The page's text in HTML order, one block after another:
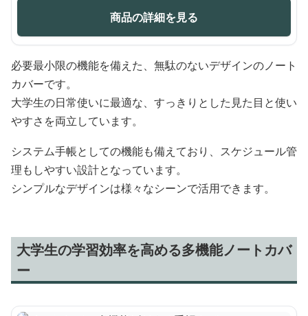
商品の詳細を見る
必要最小限の機能を備えた、無駄のないデザインのノート
カバーです。
大学生の日常使いに最適な、すっきりとした見た目と使い
やすさを両立しています。
システム手帳としての機能も備えており、スケジュール管
理もしやすい設計となっています。
シンプルなデザインは様々なシーンで活用できます。
大学生の学習効率を高める多機能ノートカバ
ー